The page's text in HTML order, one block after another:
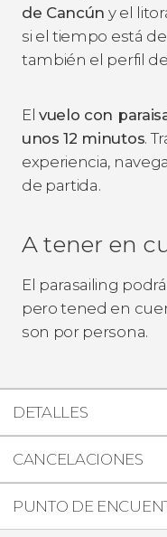
de Cancún y el
si el tiempo está
también el perfil
Elvuelo con
unos 12 minutos.
experiencia,
de partida.
A tener en
El parasailing
pero tened en
son por persona.
DETALLES
CANCELACIONES
PUNTO DE